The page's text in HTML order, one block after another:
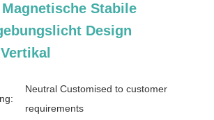
Stabile
Design
Neutral Customised to customer
requirements